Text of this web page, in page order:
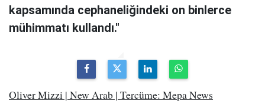
kapsamında cephaneliğindeki on binlerce
mühimmatı kullandı."
Oliver Mizzi | New Arab | Tercüme: Mepa News